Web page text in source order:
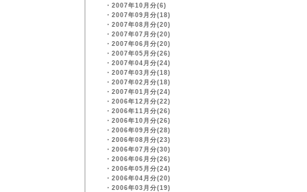
・ 2007年10月分(6)
・ 2007年09月分(18)
・ 2007年08月分(20)
・ 2007年07月分(20)
・ 2007年06月分(20)
・ 2007年05月分(26)
・ 2007年04月分(24)
・ 2007年03月分(18)
・ 2007年02月分(18)
・ 2007年01月分(24)
・ 2006年12月分(22)
・ 2006年11月分(26)
・ 2006年10月分(26)
・ 2006年09月分(28)
・ 2006年08月分(23)
・ 2006年07月分(30)
・ 2006年06月分(26)
・ 2006年05月分(24)
・ 2006年04月分(20)
・ 2006年03月分(19)